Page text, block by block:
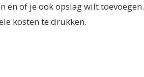
en of je ook opslag wilt toevoegen.
kosten te drukken.